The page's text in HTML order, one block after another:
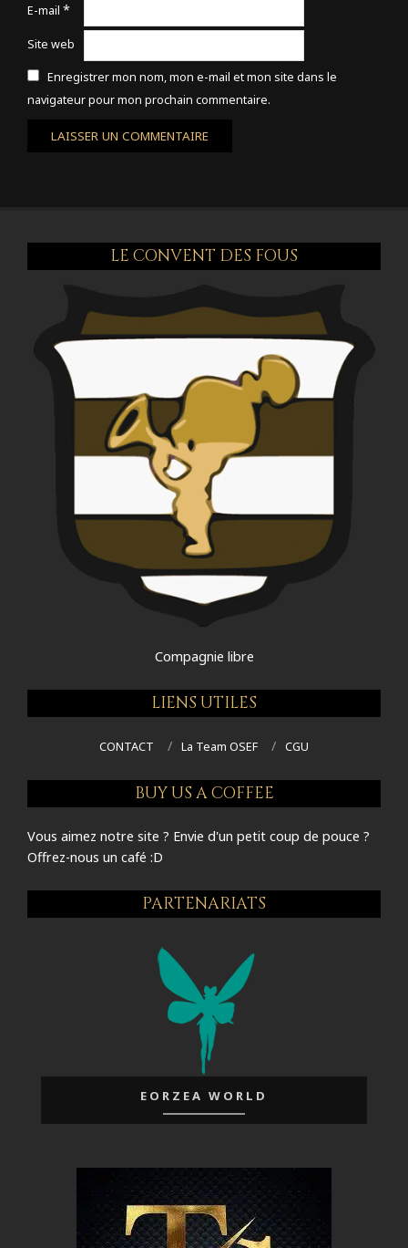
E-mail *
Site web
Enregistrer mon nom, mon e-mail et mon site dans le
navigateur pour mon prochain commentaire.
LE CONVENT DES FOUS
Compagnie libre
LIENS UTILES
CONTACT La Team OSEF CGU
BUY US A COFFEE
Vous aimez notre site ? Envie d'un petit coup de pouce ?
Offrez-nous un café :D
PARTENARIATS
EORZEA WORLD